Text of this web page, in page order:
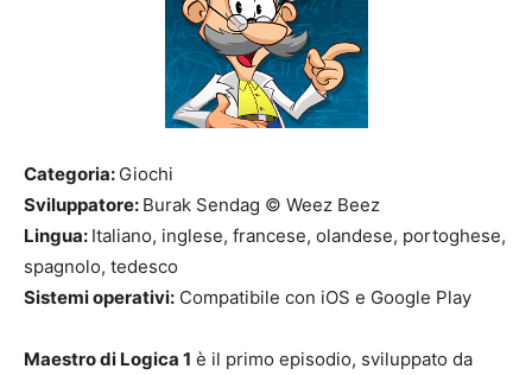
Categoria: Giochi
Sviluppatore: Burak Sendag © Weez Beez
Lingua: Italiano, inglese, francese, olandese, portoghese,
spagnolo, tedesco
Sistemi operativi: Compatibile con iOS e Google Play
Maestro di Logica 1 è il primo episodio, sviluppato da